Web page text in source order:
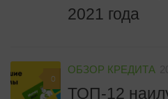
2021 года
0
ОБЗОР КРЕДИТА
ТОП-12